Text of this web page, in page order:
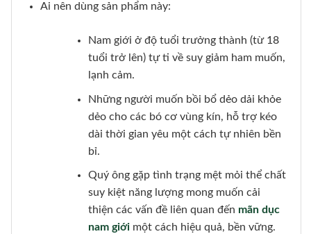
Ai nên dùng sản phẩm này:
Nam giới ở độ tuổi trưởng thành (từ 18
tuổi trở lên) tự ti về suy giảm ham muốn,
lạnh cảm.
Những người muốn bồi bổ dẻo dải khỏe
dẻo cho các bó cơ vùng kín, hỗ trợ kéo
dài thời gian yêu một cách tự nhiên bền
bỉ.
Quý ông gặp tình trạng mệt mỏi thể chất
suy kiệt năng lượng mong muốn cải
thiện các vấn đề liên quan đến mãn dục
nam giớimột cách hiệu quả, bền vững.